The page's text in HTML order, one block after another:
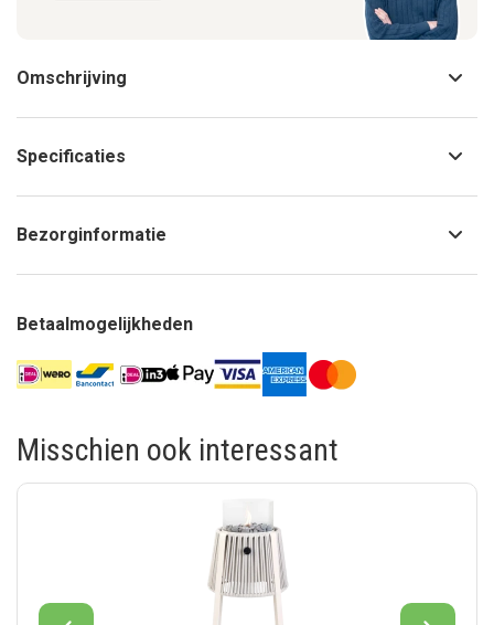
Omschrijving
Specificaties
Bezorginformatie
Betaalmogelijkheden
Misschien ook interessant